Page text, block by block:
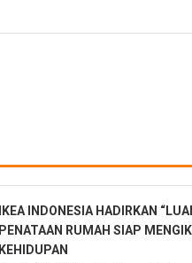
IKEA INDONESIA HADIRKAN
PENATAAN RUMAH SIAP
KEHIDUPAN